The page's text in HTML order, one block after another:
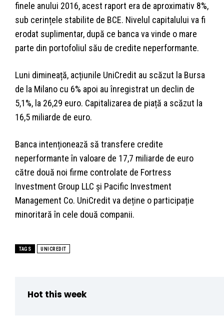
finele anului 2016, acest raport era de aproximativ 8%,
sub cerințele stabilite de BCE. Nivelul capitalului va fi
erodat suplimentar, după ce banca va vinde o mare
parte din portofoliul său de credite neperformante.
Luni dimineață, acțiunile UniCredit au scăzut la Bursa
de la Milano cu 6% apoi au înregistrat un declin de
5,1%, la 26,29 euro. Capitalizarea de piață a scăzut la
16,5 miliarde de euro.
Banca intenționează să transfere credite
neperformante în valoare de 17,7 miliarde de euro
către două noi firme controlate de Fortress
Investment Group LLC și Pacific Investment
Management Co. UniCredit va deține o participație
minoritară în cele două companii.
TAGS UNICREDIT
Hot this week